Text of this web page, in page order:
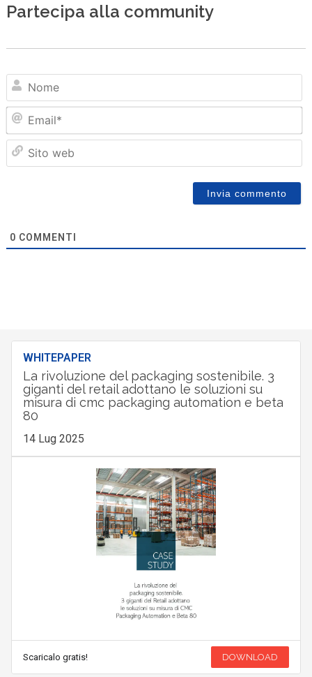
Partecipa alla community
0 COMMENTI
WHITEPAPER
La rivoluzione del packaging sostenibile. 3
giganti del retail adottano le soluzioni su
misura di cmc packaging automation e beta
80
14 Lug 2025
Scaricalo gratis! DOWNLOAD